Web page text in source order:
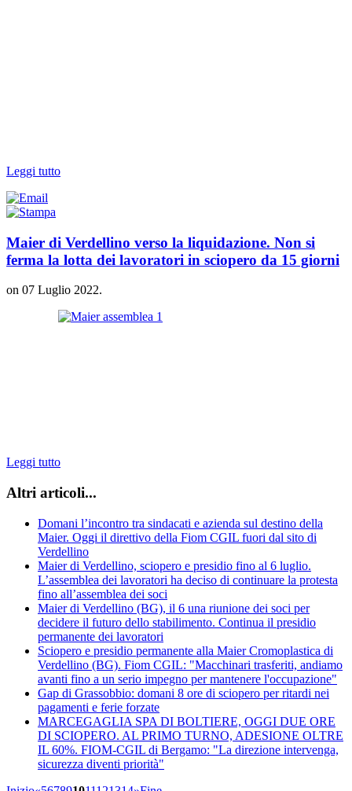
Leggi tutto
Maier di Verdellino verso la liquidazione. Non si
ferma la lotta dei lavoratori in sciopero da 15 giorni
on 07 Luglio 2022.
Leggi tutto
Altri articoli...
Domani l’incontro tra sindacati e azienda sul destino della
Maier. Oggi il direttivo della Fiom CGIL fuori dal sito di
Verdellino
Maier di Verdellino, sciopero e presidio fino al 6 luglio.
L’assemblea dei lavoratori ha deciso di continuare la protesta
fino all’assemblea dei soci
Maier di Verdellino (BG), il 6 una riunione dei soci per
decidere il futuro dello stabilimento. Continua il presidio
permanente dei lavoratori
Sciopero e presidio permanente alla Maier Cromoplastica di
Verdellino (BG). Fiom CGIL: "Macchinari trasferiti, andiamo
avanti fino a un serio impegno per mantenere l'occupazione"
Gap di Grassobbio: domani 8 ore di sciopero per ritardi nei
pagamenti e ferie forzate
MARCEGAGLIA SPA DI BOLTIERE, OGGI DUE ORE
DI SCIOPERO. AL PRIMO TURNO, ADESIONE OLTRE
IL 60%. FIOM-CGIL di Bergamo: "La direzione intervenga,
sicurezza diventi priorità"